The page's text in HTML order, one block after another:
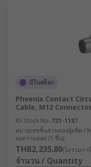
มีในสต็อก
Phoenix Contact
Cable, M12
RS Stock No. 721-1187
หมายเลขชิ้นส่วนของผู้ผลิต /
ยอดรวมย่อย (1 ชิ้น)
THB2,235.80(ไม่รวมภา
จำนวน / Quantity